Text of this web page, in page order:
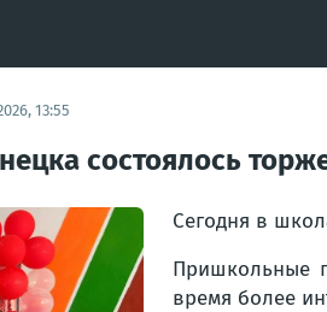
13:55
состоялось
Сегодня в
Пришкольные
время более